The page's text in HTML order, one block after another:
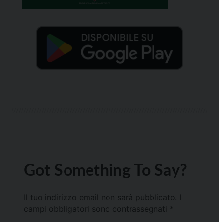
Got Something To Say?
Il tuo indirizzo email non sarà pubblicato.
campi obbligatori sono contrassegnati *